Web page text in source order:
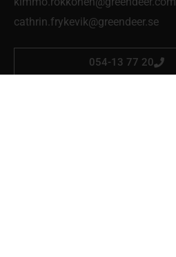
cathrin.frykevik@greendeer.se
054-13 77 20